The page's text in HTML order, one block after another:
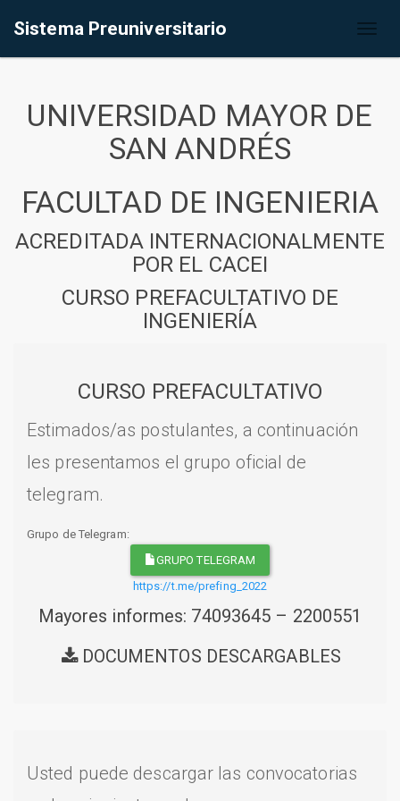
Sistema Preuniversitario
UNIVERSIDAD MAYOR DE
SAN ANDRÉS
FACULTAD DE INGENIERIA
ACREDITADA INTERNACIONALMENTE
POR EL CACEI
CURSO PREFACULTATIVO DE
INGENIERÍA
CURSO PREFACULTATIVO
Estimados/as postulantes, a continuación
les presentamos el grupo oficial de
telegram.
Grupo de Telegram:
GRUPO TELEGRAM
https://t.me/prefing_2022
Mayores informes: 74093645 – 2200551
DOCUMENTOS DESCARGABLES
Usted puede descargar las convocatorias